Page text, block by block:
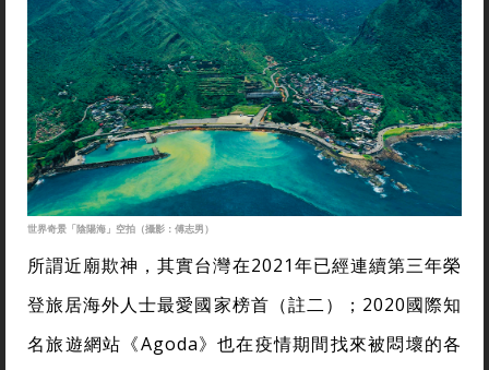
世界奇景「陰陽海」空拍（攝影：傅志男）
所謂近廟欺神，其實台灣在2021年已經連續第三年榮
登旅居海外人士最愛國家榜首（註二）；2020國際知
名旅遊網站《Agoda》也在疫情期間找來被悶壞的各